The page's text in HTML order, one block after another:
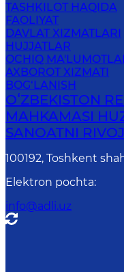
TASHKILOT HAQIDA
FAOLIYAT
DAVLAT XIZMATLARI
HUJJATLAR
OCHIQ
AXBOROT XIZMATI
BOG‘LANISH
OʻZBEKISTON
MAHKAMASI
SANOATNI
100192, Toshkent
Elektron pochta:
info@adli.uz